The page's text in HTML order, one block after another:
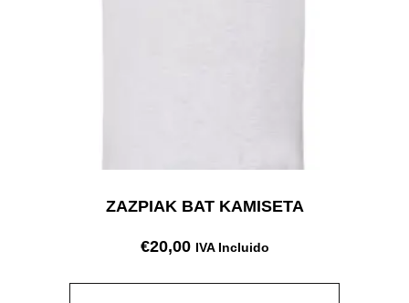
ZAZPIAK BAT KAMISETA
€20,00 IVA Incluido